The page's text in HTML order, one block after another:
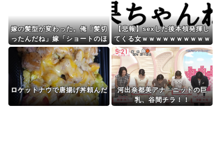
嫁の髪型が変わった。俺「髪切
ったんだね」嫁「ショートのほ
うが人当たりもいいし」俺「な
るほど…」しかし髪を切った本
当の理由は……. → そして
俺はまさか場所で嫁を目撃する
【悲報】sexした後本領発揮し
てくる女ｗｗｗｗｗｗｗｗｗｗ
wwww
ロケットナウで唐揚げ丼頼んだ
河出奈都美アナ ニットの巨
乳、谷間チラ！！